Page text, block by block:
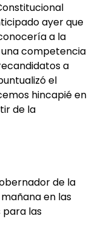
ayer que
a la
una competencia
a
el
hincapié en
de la
de la
en las
para las